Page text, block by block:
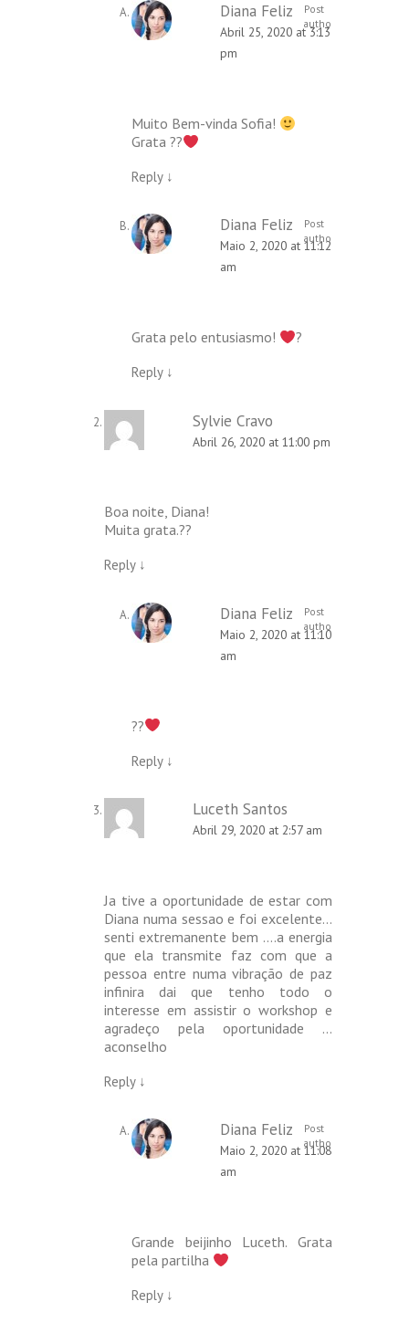
Diana Feliz
Post
author
Abril 25, 2020 at 3:13
pm
Muito Bem-vinda Sofia!
Grata ??
Reply ↓
Diana Feliz
Post
author
Maio 2, 2020 at 11:12
am
Grata pelo entusiasmo! ?
Reply ↓
Sylvie Cravo
Abril 26, 2020 at 11:00 pm
Boa noite, Diana!
Muita grata.??
Reply ↓
Diana Feliz
Post
author
Maio 2, 2020 at 11:10
am
??
Reply ↓
Luceth Santos
Abril 29, 2020 at 2:57 am
Ja tive a oportunidade de estar com
Diana numa sessao e foi excelente…
senti extremanente bem ….a energia
que ela transmite faz com que a
pessoa entre numa vibração de paz
infinira dai que tenho todo o
interesse em assistir o workshop e
agradeço pela oportunidade …
aconselho
Reply ↓
Diana Feliz
Post
author
Maio 2, 2020 at 11:08
am
Grande beijinho Luceth. Grata
pela partilha
Reply ↓